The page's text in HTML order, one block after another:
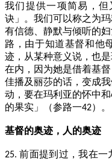
我们提供一项简易，
诀」。我们可以称之为
有信德、静默与倾听的
路，由于知道基督和他
迹，从某种意义说，也
在内，因为她是借着基
佳播及丽莎的话，变成
动，要在玛利亚的怀中
的果实」（参路一42）。
基督的奥迹，人的奥迹
25.前面提到过，我在一